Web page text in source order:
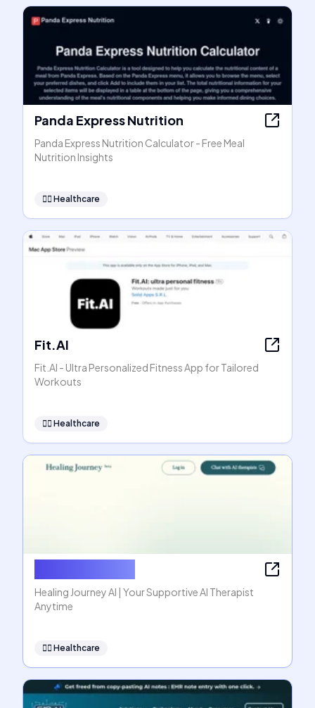
Panda Express Nutrition
Panda Express Nutrition Calculator - Free Meal
Nutrition Insights
👩‍⚕️ Healthcare
Fit.AI
Fit.AI - Ultra Personalized Fitness App for Tailored
Workouts
👩‍⚕️ Healthcare
Healing Journey AI | Your Supportive AI Therapist
Anytime
👩‍⚕️ Healthcare